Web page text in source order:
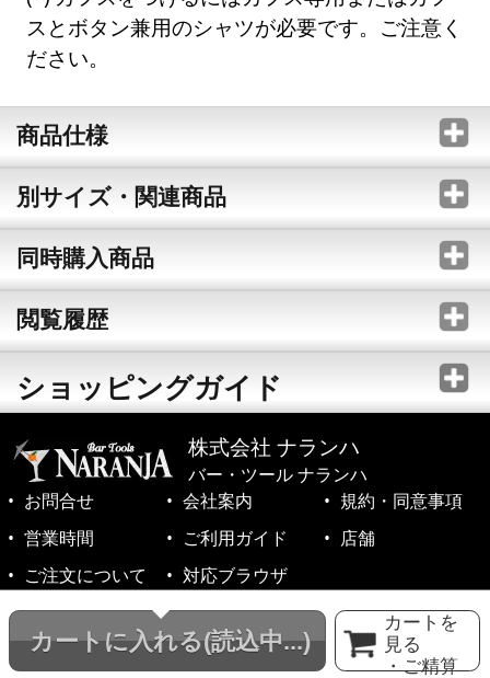
カートに入れる(読込中...)
カートを
見る
・ご精算
スとボタン兼用のシャツが必要です。ご注意く
ださい。
商品仕様
別サイズ・関連商品
同時購入商品
閲覧履歴
ショッピングガイド
株式会社 ナランハ
バー・ツール ナランハ
お問合せ
会社案内
規約・同意事項
営業時間
ご利用ガイド
店舗
ご注文について
対応ブラウザ
©1999-2026 NARANJA Inc. All Rights Reserved.